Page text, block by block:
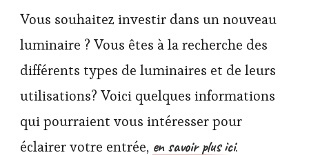
Vous souhaitez investir dans un nouveau
luminaire ? Vous êtes à la recherche des
différents types de luminaires et de leurs
utilisations? Voici quelques informations
qui pourraient vous intéresser pour
éclairer votre entrée, en savoir plus ici.